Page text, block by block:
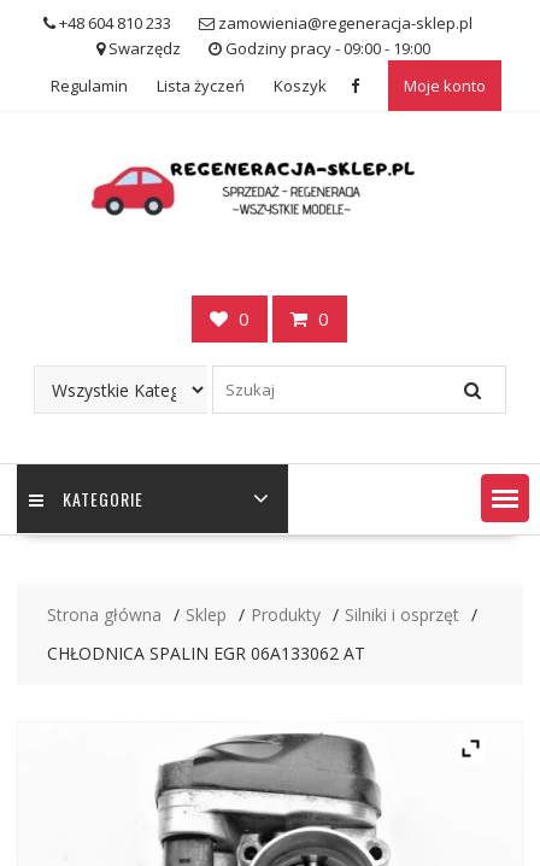
+48 604 810 233
zamowienia@regeneracja-sklep.pl
Swarzędz
Godziny pracy - 09:00 - 19:00
Regulamin
Lista życzeń Koszyk Moje konto
0 0
KATEGORIE
Strona główna Sklep Produkty
Silniki i osprzęt
CHŁODNICA SPALIN EGR 06A133062 AT